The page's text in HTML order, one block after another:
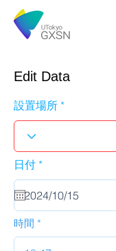
Edit Data
設置場所
日付 *r
u
i
d
時間